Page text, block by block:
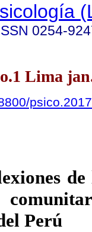
0254-
Lima
Perú